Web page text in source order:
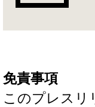
免責事項
このプレスリ